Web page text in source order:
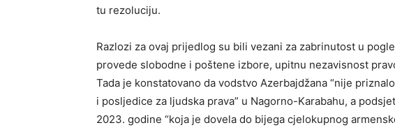
tu rezoluciju.
Razlozi za ovaj prijedlog su bili vezani za zabrinutost u
provede slobodne i poštene izbore, upitnu nezavisnost
Tada je konstatovano da vodstvo Azerbajdžana “nije
i posljedice za ljudska prava” u Nagorno-Karabahu, a
2023. godine “koja je dovela do bijega cjelokupnog